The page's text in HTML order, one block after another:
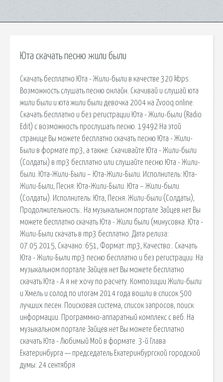
Юта скачать песню жили были
Скачать бесплатно Юта - Жили-были в качестве 320 kbps.
Возможность слушать песню онлайн. Скачивай и слушай юта
жили были и юта жили были девочка 2004 на Zvooq.online.
Скачать бесплатно и без регистрации Юта - Жили-были (Radio
Edit) с возможность прослушать песню. 19492 На этой
странице Вы можете бесплатно скачать песню Юта - Жили-
Были в формате mp3, а также. Скачивайте Юта - Жили-были
(Солдаты) в mp3 бесплатно или слушайте песню Юта - Жили-
были. Юта-Жили-Были – Юта-Жили-Были. Исполнитель: Юта-
Жили-Были, Песня: Юта-Жили-Были. Юта – Жили-были
(Солдаты). Исполнитель: Юта, Песня: Жили-были (Солдаты),
Продолжительность:. На музыкальном портале Зайцев.нет Вы
можете бесплатно скачать Юта - Жили были (минусовка. Юта -
Жили-Были скачать в mp3 бесплатно. Дата релиза:
07.05.2015, Скачано: 651, Формат: mp3, Качество:. Скачать
Юта - Жили-Были mp3 песню бесплатно и без регистрации. На
музыкальном портале Зайцев.нет Вы можете бесплатно
скачать Юта - А я не хочу по расчету. Композиции Жили-были
и Хмель и солод по итогам 2014 года вошли в список 500
лучших песен. Поисковая сиcтема, список запросов, поиск
информации. Программно-аппаратный комплекс с веб. На
музыкальном портале Зайцев.нет Вы можете бесплатно
скачать Юта - Любимый Мой в формате. 3-й Глава
Екатеринбурга — председатель Екатеринбургской городской
думы: 24 сентября